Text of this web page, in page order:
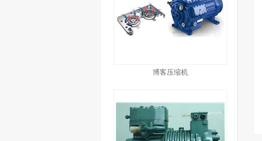
博客压缩机